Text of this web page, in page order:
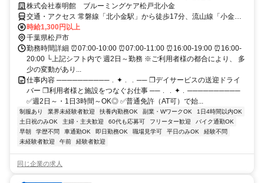
株式会社泰明館 ブルーミングケア松戸北小金
交通・アクセス 常磐線「北小金駅」から徒歩17分、流山線「小金城
趾駅」から徒歩10分 ★車・バイク通勤OK（駐車場完備）
時給1,300円以上
千葉県松戸市
勤務時間詳細 ⏰07:00-10:00 ⏰07:00-11:00 ⏰16:00-19:00 ⏰16:00-
20:00 └上記シフト内で 週2日～勤務 ※ご利用者様の都合により、 多
少の変動があり...
仕事内容 ──────────﹒✦﹒﹒── ❐デイサービスの送迎ドライ
バー ❐利用者様と施設をつなぐお仕事 ──﹒﹒✦﹒──────────
✅週2日～・1日3時間～OK◎ ✅普通免許（AT可）で始...
制服あり 業界未経験者歓迎 扶養内勤務OK 副業・WワークOK
1日4時間以内OK
土日祝のみOK
主婦・主夫歓迎 60代も応募可 フリーター歓迎
バイク通勤OK
早朝
学歴不問 車通勤OK 即日勤務OK 職場見学可 平日のみOK
経験不問
未経験者歓迎
午前 経験者歓迎
同じ企業の求人